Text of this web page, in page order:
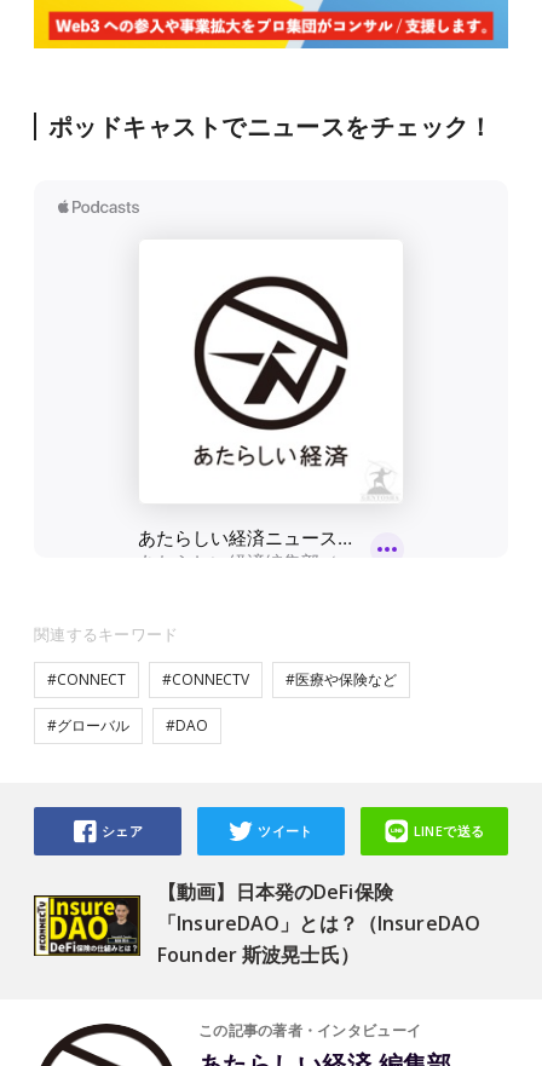
ポッドキャストでニュースをチェック！
関連するキーワード
#CONNECT #CONNECTV #医療や保険など
#グローバル #DAO
【動画】日本発のDeFi保険
「InsureDAO」とは？（InsureDAO
Founder 斯波晃士氏）
シェア ツイート LINEで送る
この記事の著者・インタビューイ